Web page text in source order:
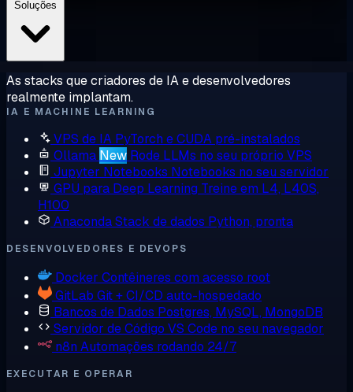
As stacks que criadores de IA e desenvolvedores
realmente implantam.
IA E MACHINE LEARNING
VPS de IA PyTorch e CUDA pré-instalados
Ollama New Rode LLMs no seu próprio VPS
Jupyter Notebooks Notebooks no seu servidor
GPU para Deep Learning Treine em L4, L40S,
H100
AnacondaStack de dados Python, pronta
DESENVOLVEDORES E DEVOPS
Docker Contêineres com acesso root
GitLab Git + CI/CD auto-hospedado
Bancos de Dados Postgres, MySQL, MongoDB
Servidor de Código VS Code no seu navegador
n8n Automações rodando 24/7
EXECUTAR E OPERAR